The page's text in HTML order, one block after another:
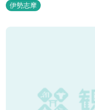
伊勢志摩